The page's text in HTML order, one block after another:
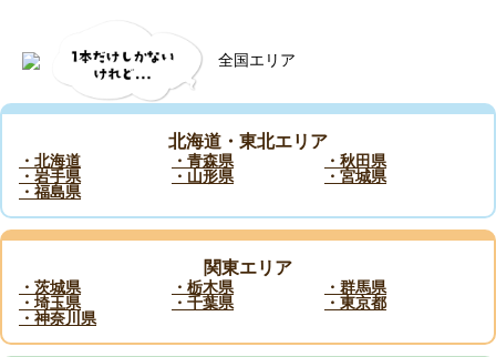
北海道・東北エリア
・北海道 ・青森県
・秋田県
・岩手県
・山形県
・宮城県
・福島県
関東エリア
・茨城県 ・栃木県
・群馬県
・埼玉県
・千葉県
・東京都
・神奈川県